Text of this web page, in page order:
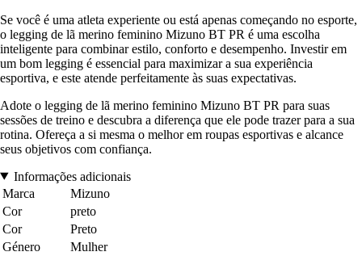
Se você é uma atleta experiente ou está apenas começando no esporte,
o legging de lã merino feminino Mizuno BT PR é uma escolha
inteligente para combinar estilo, conforto e desempenho. Investir em
um bom legging é essencial para maximizar a sua experiência
esportiva, e este atende perfeitamente às suas expectativas.
Adote o legging de lã merino feminino Mizuno BT PR para suas
sessões de treino e descubra a diferença que ele pode trazer para a sua
rotina. Ofereça a si mesma o melhor em roupas esportivas e alcance
seus objetivos com confiança.
Informações adicionais
Marca
Mizuno
Cor
preto
Cor
Preto
Género
Mulher